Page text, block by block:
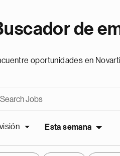
de
oportunidades en
Esta semana